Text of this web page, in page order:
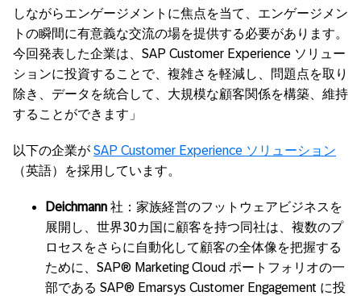
しながらエンゲージメントに焦点を当て、エンゲージメン
トの瞬間に有意義な交流の場を提供する必要があります。
今回発表した企業は、SAP Customer Experience ソリュー
ションに投資することで、複雑さを軽減し、問題点を取り
除き、データを統合して、大規模な顧客関係を構築、維持
することができます」
以下の企業が SAP Customer Experience ソリューション
（英語）を採用しています。
Deichmann 社：家族経営のフットウェアビジネスを
展開し、世界30カ国に顧客を持つ同社は、複数のプ
ロセスをさらに自動化して顧客の全体像を把握する
ために、SAP® Marketing Cloud ポートフォリオの一
部である SAP® Emarsys Customer Engagement に投